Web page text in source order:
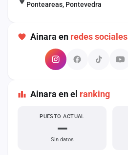
Ponteareas, Pontevedra
Ainara en redes sociales
Ainara en el ranking
PUESTO ACTUAL
—
Sin datos